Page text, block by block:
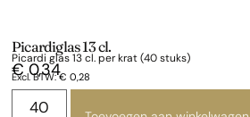
Picardiglas 13 cl.
Picardi glas 13 cl. per krat (40 stuks)
€0,34
Excl. BTW:€ 0,28